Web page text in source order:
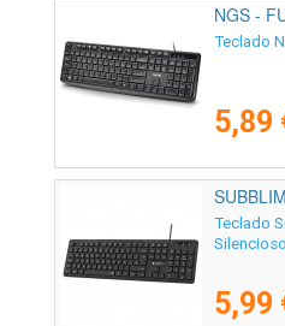
NGS -
Teclado
5,89
Teclado
Silencioso
5,99